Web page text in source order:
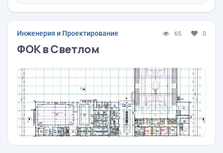
Инженерия и Проектирование 65 0
ФОК в Светлом